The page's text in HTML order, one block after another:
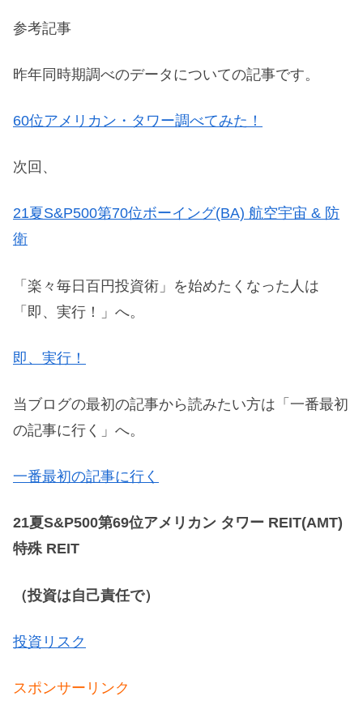
参考記事
昨年同時期調べのデータについての記事です。
60位アメリカン・タワー調べてみた！
次回 、
21夏S&P500第70位ボーイング(BA) 航空宇宙 & 防
衛
「楽々毎日百円投資術」を始めたくなった人は
「即、実行！」へ。
即、実行！
当ブログの最初の記事から読みたい方は「一番最初
の記事に行く」へ。
一番最初の記事に行く
21夏S&P500第69位アメリカン タワー REIT(AMT)
特殊 REIT
（投資は自己責任で）
投資リスク
スポンサーリンク